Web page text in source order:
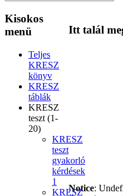
Itt talál
Notice:
Kisokos
menü
Teljes
KRESZ
könyv
KRESZ
táblák
KRESZ
teszt (1-
20)
KRESZ
teszt
gyakorló
kérdések
1
KRESZ